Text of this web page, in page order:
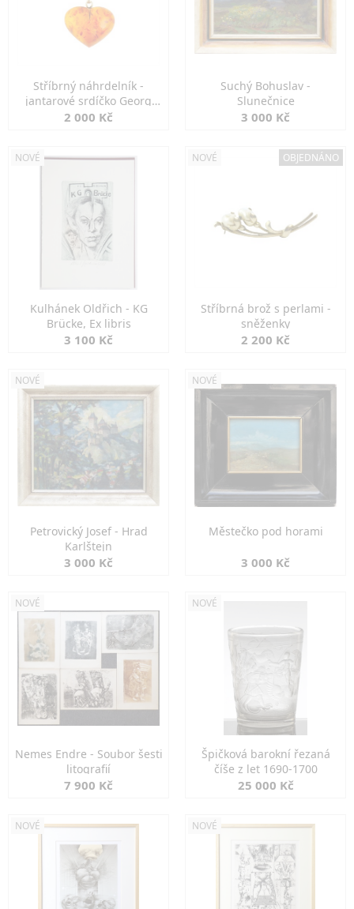
Stříbrný náhrdelník -
jantarové srdíčko Georg
Kramer
2 000 Kč
Suchý Bohuslav -
Slunečnice
3 000 Kč
NOVÉ
Kulhánek Oldřich - KG
Brücke, Ex libris
3 100 Kč
NOVÉ OBJEDNÁNO
Stříbrná brož s perlami -
sněženky
2 200 Kč
NOVÉ
Petrovický Josef - Hrad
Karlštejn
3 000 Kč
NOVÉ
Městečko pod horami
3 000 Kč
NOVÉ
Nemes Endre - Soubor šesti
litografií
7 900 Kč
NOVÉ
Špičková barokní řezaná
číše z let 1690-1700
25 000 Kč
NOVÉ NOVÉ